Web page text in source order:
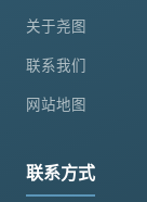
关于尧图
联系我们
网站地图
联系方式